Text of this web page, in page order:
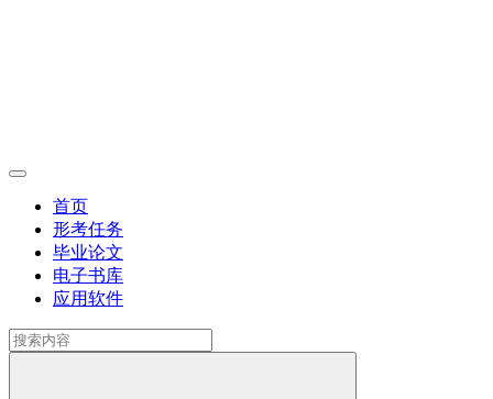
首页
形考任务
毕业论文
电子书库
应用软件